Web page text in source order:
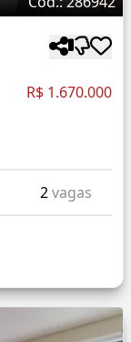
R$ 1.670.000
2vagas